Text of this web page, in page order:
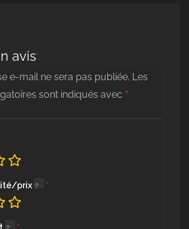
avis
e-mail ne sera pas publiée. Les
sont indiqués avec *
prix